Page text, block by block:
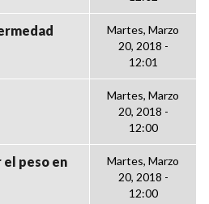
Martes, Marzo
20, 2018 -
12:01
Martes, Marzo
20, 2018 -
12:00
el peso en
Martes, Marzo
20, 2018 -
12:00